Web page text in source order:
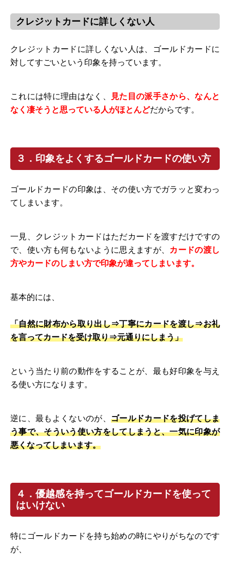
クレジットカードに詳しくない人
クレジットカードに詳しくない人は、ゴールドカードに
対してすごいという印象を持っています。
これには特に理由はなく、
見た目の派手さから、なんと
なく凄そうと思っている人がほとんどだからです。
３．印象をよくするゴールドカードの使い方
ゴールドカードの印象は、その使い方でガラッと変わっ
てしまいます。
一見、クレジットカードはただカードを渡すだけですの
で、使い方も何もないように思えますが、 カードの渡し
方やカードのしまい方で印象が違ってしまいます。
基本的には、
「自然に財布から取り出し⇒丁寧にカードを渡し⇒お礼
を言ってカードを受け取り⇒元通りにしまう」
という当たり前の動作をすることが、最も好印象を与え
る使い方になります。
逆に、最もよくないのが、 ゴールドカードを投げてしま
う事で、そういう使い方をしてしまうと、一気に印象が
悪くなってしまいます。
４．優越感を持ってゴールドカードを使って
はいけない
特にゴールドカードを持ち始めの時にやりがちなのです
が、